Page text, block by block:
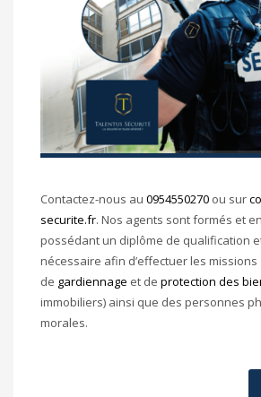
Contactez-nous au 0954550270 ou sur
securite.fr. Nos agents sont formés et
possédant un diplôme de qualification
nécessaire afin d’effectuer les missions
de gardiennage et de protection des
immobiliers) ainsi que des personnes
morales.